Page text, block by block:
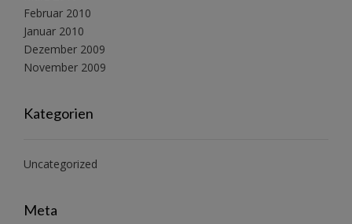
Februar 2010
Januar 2010
Dezember 2009
November 2009
Kategorien
Uncategorized
Meta